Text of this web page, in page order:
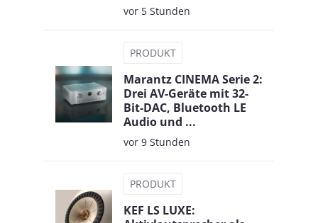
vor 5 Stunden
PRODUKT
Marantz CINEMA Serie 2:
Drei AV-Geräte mit 32-
Bit-DAC, Bluetooth LE
Audio und ...
vor 9 Stunden
PRODUKT
KEF LS LUXE: